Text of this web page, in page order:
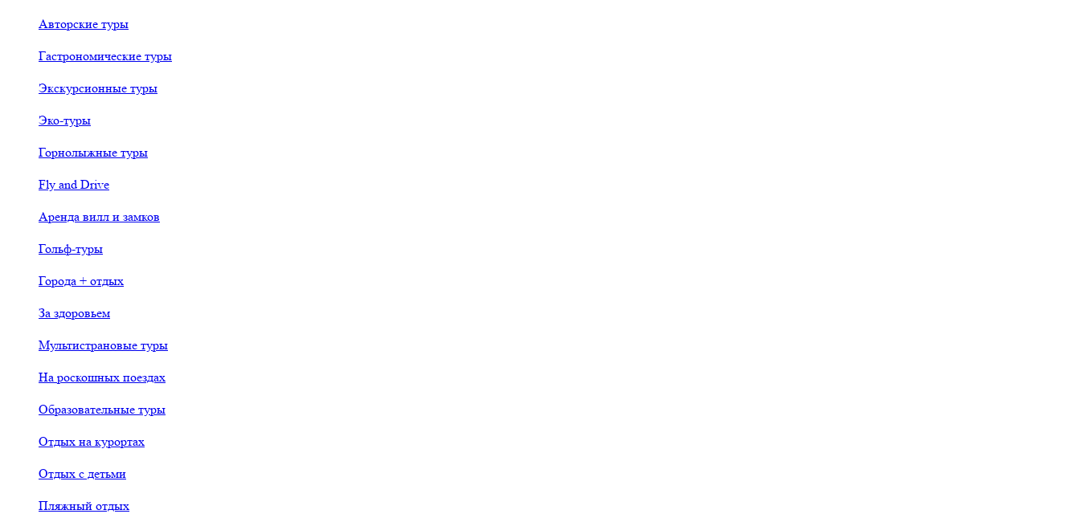
Авторские туры
Гастрономические туры
Экскурсионные туры
Эко-туры
Горнолыжные туры
Fly and Drive
Аренда вилл и замков
Гольф-туры
Города + отдых
За здоровьем
Мультистрановые туры
На роскошных поездах
Образовательные туры
Отдых на курортах
Отдых с детьми
Пляжный отдых